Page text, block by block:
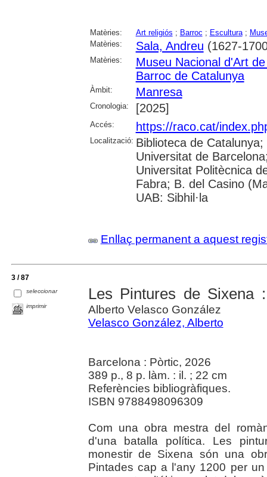
Matèries: Art religiós ; Barroc ; Escultura;
Matèries:
Sala, Andreu (1627-
Matèries:
Museu Nacional d'Art
Barroc de Catalunya
Àmbit: Manresa
Cronologia: [2025]
Accés: https://raco.cat/
Localització: Biblioteca de
Universitat de
Universitat Politècnica
Fabra; B. del Casino
UAB: Sibhil·la
Enllaç permanent a aquest
3 / 87
seleccionar
imprimir
Les Pintures de Sixena
Alberto Velasco González
Velasco González, Alberto
Barcelona : Pòrtic, 2026
389 p., 8 p. làm. : il. ; 22 cm
Referències bibliogràfiques.
ISBN 9788498096309
Com una obra mestra del
d'una batalla política. Les
monestir de Sixena són una
Pintades cap a l'any 1200 per